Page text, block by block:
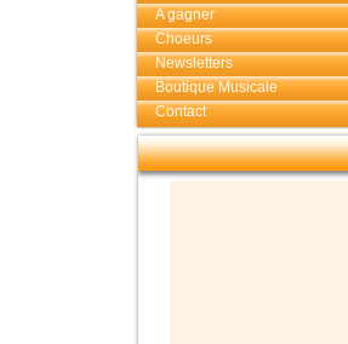
A gagner
Choeurs
Newsletters
Boutique Musicale
Contact